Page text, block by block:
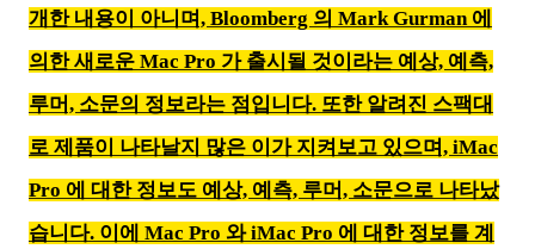
개한 내용이 아니며, Bloomberg 의 Mark Gurman 에
의한 새로운 Mac Pro 가 출시될 것이라는 예상, 예측,
루머, 소문의 정보라는 점입니다. 또한 알려진 스팩대
로 제품이 나타날지 많은 이가 지켜보고 있으며, iMac
Pro 에 대한 정보도 예상, 예측, 루머, 소문으로 나타났
습니다. 이에 Mac Pro 와 iMac Pro 에 대한 정보를 계